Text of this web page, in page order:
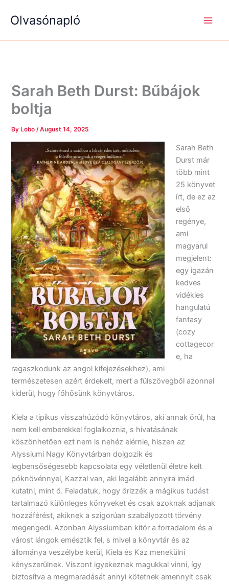
Olvasónapló
Sarah Beth Durst: Bűbájok
boltja
By Lobo/August 14, 2025
Sarah Beth
Durst már
több mint
25 könyvet
írt, de ez az
első
regénye,
ami
magyarul
megjelent:
egy igazán
kedves
vidékies
hangulatú
fantasy
(cozy
cottagecor
e, ha
ragaszkodunk az angol kifejezésekhez), ami
természetesen azért érdekelt, mert a fülszövegből azonnal
kiderül, hogy főhősünk könyvtáros.
Kiela a tipikus visszahúzódó könyvtáros, aki annak örül, ha
nem kell emberekkel foglalkoznia, s hivatásának
köszönhetően ezt nem is nehéz elérnie, hiszen az
Alyssiumi Nagy Könyvtárban dolgozik és
legbensőségesebb kapcsolata egy véletlenül életre kelt
póknövénnyel, Kazzal van, aki legalább annyira imád
kutatni, mint ő. Feladatuk, hogy őrizzék a mágikus tudást
tartalmazó különleges könyveket és csak azoknak adjanak
hozzáférést, akiknek a szigorúan szabályozott törvény
megengedi. Azonban Alyssiumban kitör a forradalom és a
várost lángok emésztik fel, s mivel a könyvtár és az
állománya veszélybe kerül, Kiela és Kaz menekülni
kényszerülnek. Viszont igyekeznek magukkal vinni, így
biztosítva a megmaradását annyi kötetnek amennyit csak
e
a
é
g
k
é
g
k